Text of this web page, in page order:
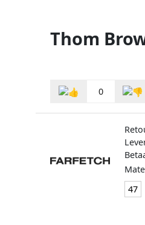
Thom
0
47